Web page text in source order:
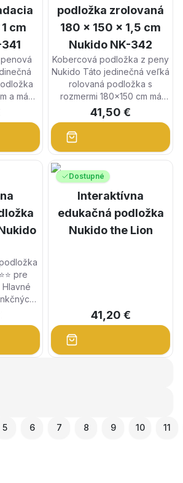
cm
a má
využití.
d...
podložka zrolovaná
180 x 150 x 1,5 cm
Nukido NK-342
Kobercová podložka z peny
Nukido Táto jedinečná veľká
rolovaná podložka s
rozmermi 180x150 cm má
mnoho praktických aplikácií.
Poskytne vám d...
41,50 €
pre
Dostupné
Interaktívna
edukačná podložka
Nukido the Lion
41,20 €
5 6 7 8 9 10 11